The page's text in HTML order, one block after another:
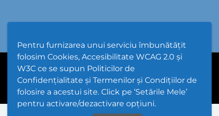
Pentru furnizarea unui serviciu îmbunătățit
folosim Cookies, Accesibilitate WCAG 2.0 și
W3C ce se supun Politicilor de
Confidențialitate și Termenilor și Condițiilor de
folosire a acestui site. Click pe ‘Setările Mele’
pentru activare/dezactivare opțiuni.
Hartă Website